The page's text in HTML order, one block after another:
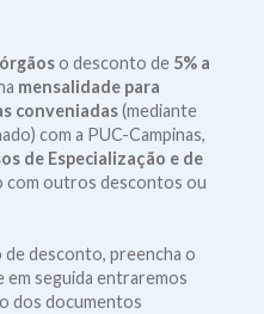
o desconto de 5% a
mensalidade para
conveniadas(mediante
com a PUC-Campinas,
de Especialização e de
com outros descontos ou
desconto, preencha o
seguida entraremos
dos documentos